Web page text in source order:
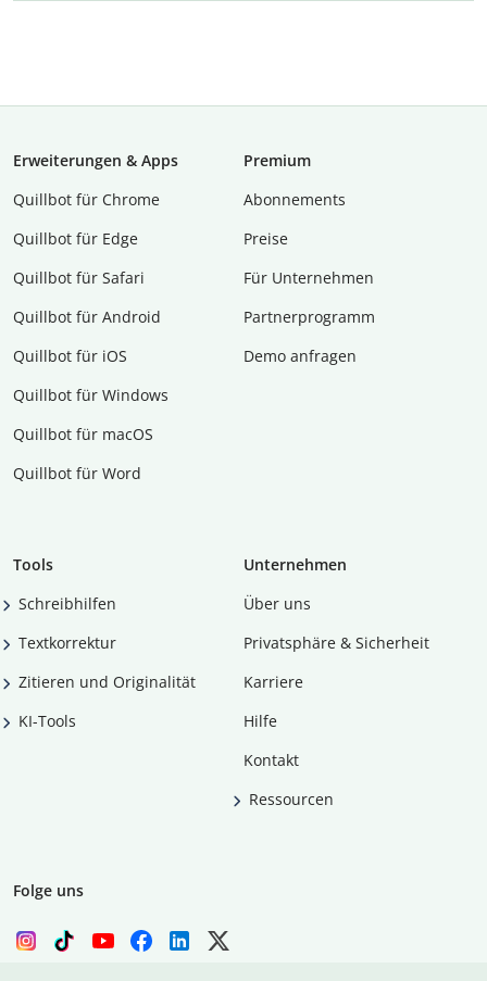
Erweiterungen & Apps
Quillbot für Chrome
Quillbot für Edge
Quillbot für Safari
Quillbot für Android
Quillbot für iOS
Quillbot für Windows
Quillbot für macOS
Quillbot für Word
Premium
Abon­ne­ments
Preise
Für Unternehmen
Partnerprogramm
Demo anfragen
Tools
Schreibhilfen
Textkorrektur
Zitieren und Originalität
KI-Tools
Unternehmen
Über uns
Privatsphäre & Sicherheit
Karriere
Hilfe
Kontakt
Ressourcen
Folge uns